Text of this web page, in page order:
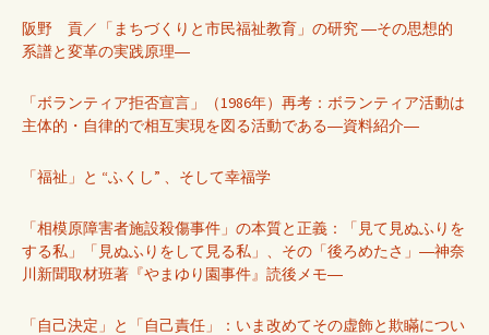
阪野 貢／「まちづくりと市民福祉教育」の研究 ―その思想的
系譜と変革の実践原理―
「ボランティア拒否宣言」（1986年）再考：ボランティア活動は
主体的・自律的で相互実現を図る活動である―資料紹介―
「福祉」と “ふくし” 、そして幸福学
「相模原障害者施設殺傷事件」の本質と正義：「見て見ぬふりを
する私」「見ぬふりをして見る私」、その「後ろめたさ」―神奈
川新聞取材班著『やまゆり園事件』読後メモ―
「自己決定」と「自己責任」：いま改めてその虚飾と欺瞞につい